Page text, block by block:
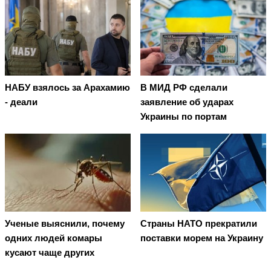
НАБУ взялось за Арахамию
- деали
В МИД РФ сделали
заявление об ударах
Украины по портам
Ученые выяснили, почему
одних людей комары
кусают чаще других
Страны НАТО прекратили
поставки морем на Украину